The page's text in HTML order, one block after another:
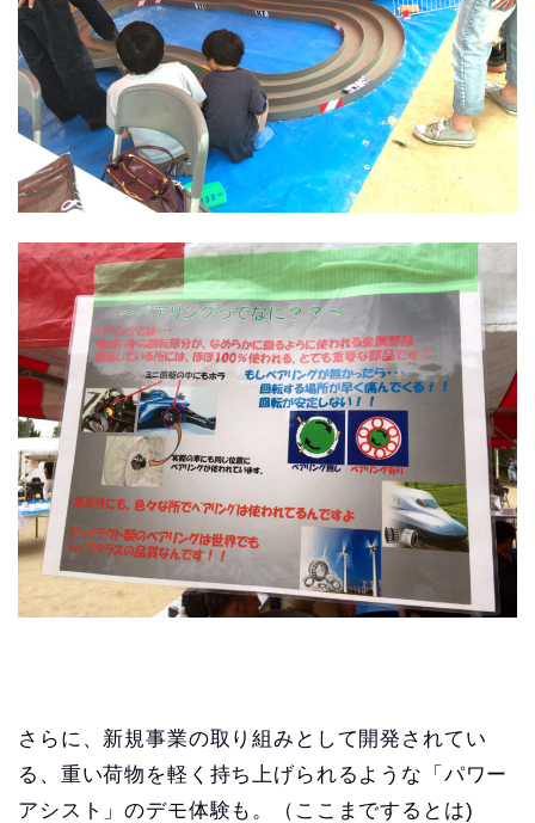
さらに、新規事業の取り組みとして開発されてい
る、重い荷物を軽く持ち上げられるような「パワー
アシスト」のデモ体験も。（ここまでするとは)